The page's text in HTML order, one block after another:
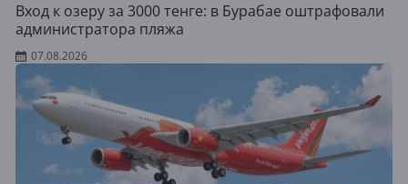
Вход к озеру за 3000 тенге: в Бурабае оштрафовали
администратора пляжа
07.08.2026